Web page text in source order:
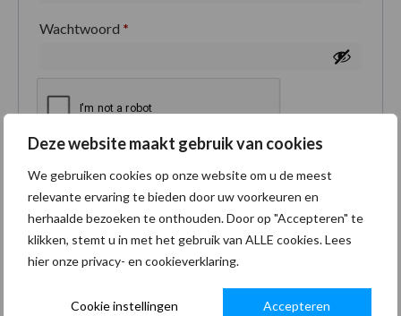
Deze website maakt gebruik van cookies
We gebruiken cookies op onze website om u de meest
relevante ervaring te bieden door uw voorkeuren en
herhaalde bezoeken te onthouden. Door op "Accepteren" te
klikken, stemt u in met het gebruik van ALLE cookies. Lees
hier onze privacy- en cookieverklaring.
Cookie instellingen Accepteren
Wachtwoord *
Je persoonlijke gegevens worden gebruikt om je
ervaring op deze site te ondersteunen, om toegang
tot je account te beheren en voor andere doeleinden
zoals omschreven in onzeprivacybeleid.